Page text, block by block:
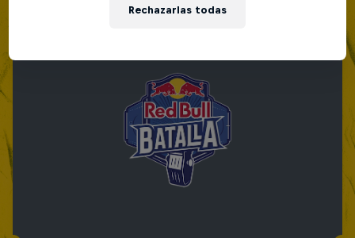
Rechazarlas todas